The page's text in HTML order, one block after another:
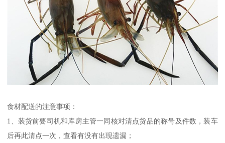
食材配送的注意事项：
1、装货前要司机和库房主管一同核对清点货品的称号及件数，装车
后再此清点一次，查看有没有出现遗漏；